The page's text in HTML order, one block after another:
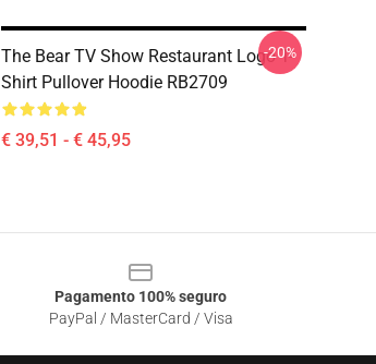
The Bear TV Show Restaurant Logo T-
Shirt Pullover Hoodie RB2709
€ 39,51 - € 45,95
-20%
Pagamento 100% seguro
PayPal / MasterCard / Visa